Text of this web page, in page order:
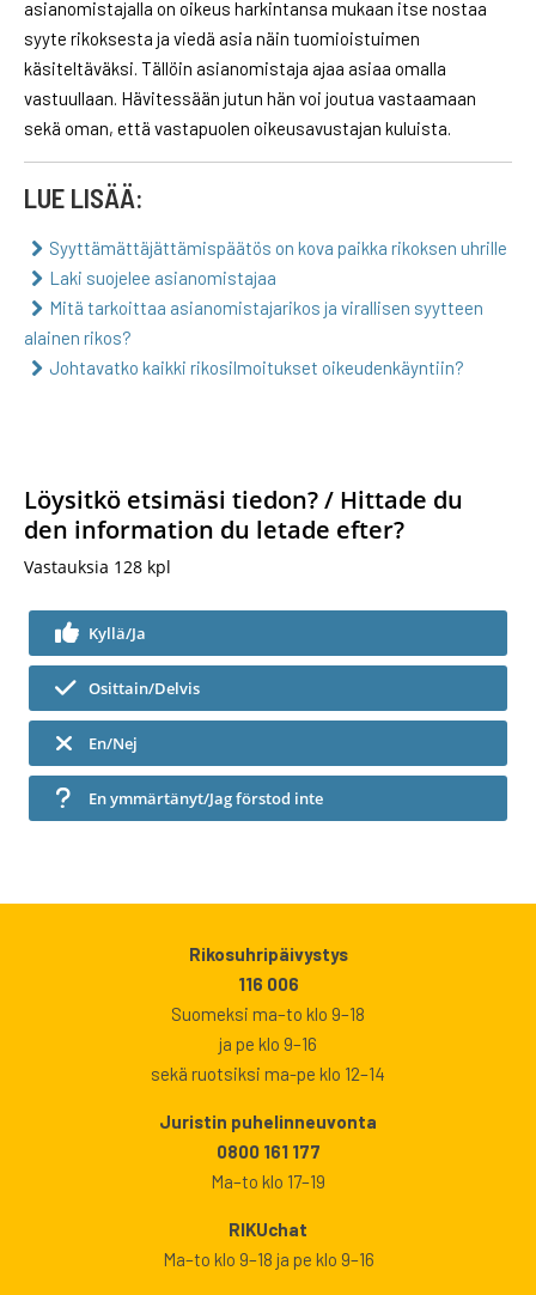
asianomistajalla on oikeus harkintansa mukaan itse nostaa
syyte rikoksesta ja viedä asia näin tuomioistuimen
käsiteltäväksi. Tällöin asianomistaja ajaa asiaa omalla
vastuullaan. Hävitessään jutun hän voi joutua vastaamaan
sekä oman, että vastapuolen oikeusavustajan kuluista.
LUE LISÄÄ:
Syyttämättäjättämispäätös on kova paikka rikoksen uhrille
Laki suojelee asianomistajaa
Mitä tarkoittaa asianomistajarikos ja virallisen syytteen
alainen rikos?
Johtavatko kaikki rikosilmoitukset oikeudenkäyntiin?
Löysitkö etsimäsi tiedon? / Hittade du
den information du letade efter?
Vastauksia 128 kpl
Kyllä/Ja
Osittain/Delvis
En/Nej
En ymmärtänyt/Jag förstod inte
Rikosuhripäivystys
116 006
Suomeksi ma–to klo 9–18
ja pe klo 9–16
sekä ruotsiksi ma-pe klo 12–14
Juristin puhelinneuvonta
0800 161 177
Ma–to klo 17–19
RIKUchat
Ma–to klo 9–18 ja pe klo 9–16